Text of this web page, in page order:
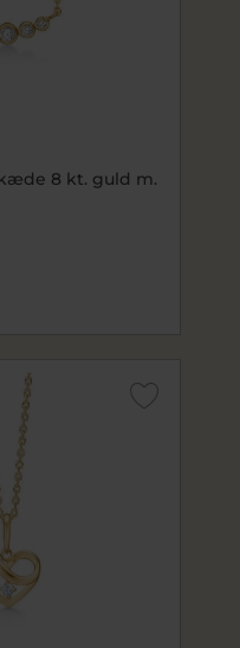
8 kt. guld m.